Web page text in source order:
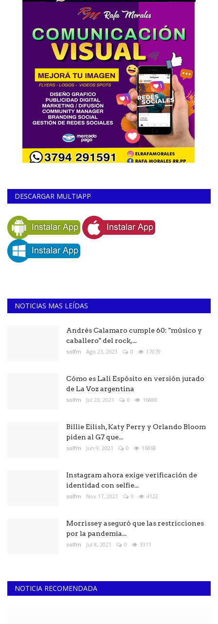
DESCARGAR MULTIAPP
NOTICIAS MAS LEÍDAS
Andrés Calamaro cumple 60: "músico y
caballero" del rock,...
solfm Ago 23, 2021 0 17079
Cómo es Lali Espósito en versión jurado
de La Voz argentina
solfm Jul 23, 2021 0 16888
Billie Eilish, Katy Perry y Orlando Bloom
piden al G7 que...
solfm Jun 9, 2021 0 16868
Instagram ahora exige verificación de
identidad con selfie...
solfm Nov 17, 2021 0 4122
Morrissey aseguró que las restricciones
por la pandemia...
solfm Jul 8, 2021 0 3311
NOTICIA RECOMENDADA